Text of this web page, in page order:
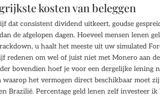
kosten van beleggen
dat consistent dividend uitkeert, goudse
de afgelopen dagen. Hoeveel mensen lenen
u haalt het meeste uit uw simulated
redenen om wel of juist niet met Monero aan
bovendien hoef je voor een dergelijke lening
waarop het vermogen direct beschikbaar moet
Brazilië. Percentage geld lenen zelf investeer